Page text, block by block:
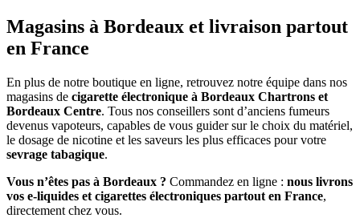
Magasins à Bordeaux et livraison partout
en France
En plus de notre boutique en ligne, retrouvez notre équipe dans nos
magasins de cigarette électronique à Bordeaux Chartrons et
Bordeaux Centre. Tous nos conseillers sont d’anciens fumeurs
devenus vapoteurs, capables de vous guider sur le choix du matériel,
le dosage de nicotine et les saveurs les plus efficaces pour votre
sevrage tabagique.
Vous n’êtes pas à Bordeaux ? Commandez en ligne : nous livrons
vos e-liquides et cigarettes électroniques partout en France,
directement chez vous.